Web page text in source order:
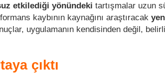
etkilediği yönündeki tartışmalar uzun
kaybının kaynağını araştıracak
uygulamanın kendisinden değil,
çıktı